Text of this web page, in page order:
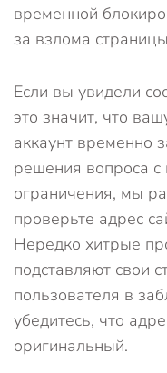
временной
за взлома
Если вы увидели
это значит, что
аккаунт временно
решения вопроса с
ограничения, мы
проверьте адрес
Нередко хитрые
подставляют свои
пользователя в
убедитесь, что
оригинальный.